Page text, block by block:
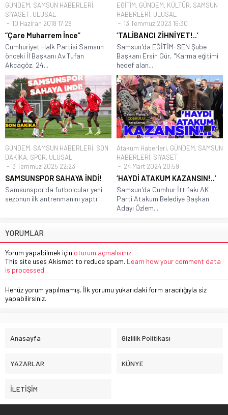
GÜNDEM, SAMSUN HABERLERİ,
SİYASET, ULUSAL
10 Haziran 2018 17:28
“Çare Muharrem İnce”
Cumhuriyet Halk Partisi Samsun
önceki İl Başkanı Av.Tufan
Akcagöz, 24...
EĞİTİM, GÜNDEM, KÜLTÜR, SAMSUN
HABERLERİ, ULUSAL
13 Temmuz 2023 16:30
‘TALİBANCI ZİHNİYET!..’
Samsun'da EĞİTİM-SEN Şube
Başkanı Ersin Gür, "Karma eğitimi
hedef alan...
GÜNDEM, SAMSUN HABERLERİ, SON
DAKİKA, SPOR, ULUSAL
3 Temmuz 2025 22:23
SAMSUNSPOR SAHAYA İNDİ!
Samsunspor'da futbolcular yeni
sezonun ilk antrenmanını yaptı
Atakum Haberleri, GÜNDEM, SAMSUN
HABERLERİ, SİYASET
24 Mart 2024 20:59
‘HAYDİ ATAKUM KAZANSIN!..’
Samsun'da Cumhur İttifakı AK
Parti Atakum Belediye Başkan
Adayı Özlem...
YORUMLAR
Yorum yapabilmek için oturum açmalısınız.
This site uses Akismet to reduce spam. Learn how your comment data
is processed.
Henüz yorum yapılmamış. İlk yorumu yukarıdaki form aracılığıyla siz
yapabilirsiniz.
Anasayfa Gizlilik Politikası
YAZARLAR KÜNYE
İLETİŞİM